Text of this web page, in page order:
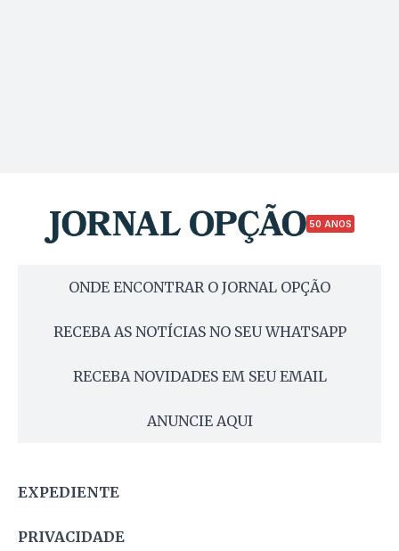
50 ANOS
ONDE ENCONTRAR O JORNAL OPÇÃO
RECEBA AS NOTÍCIAS NO SEU WHATSAPP
RECEBA NOVIDADES EM SEU EMAIL
ANUNCIE AQUI
EXPEDIENTE
PRIVACIDADE